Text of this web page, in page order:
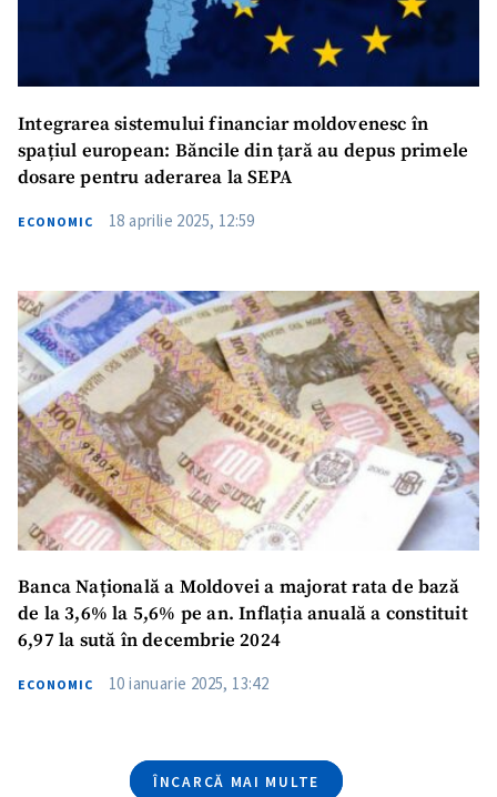
Integrarea sistemului financiar moldovenesc în
spațiul european: Băncile din țară au depus primele
dosare pentru aderarea la SEPA
ECONOMIC 18 aprilie 2025, 12:59
Banca Națională a Moldovei a majorat rata de bază
de la 3,6% la 5,6% pe an. Inflația anuală a constituit
6,97 la sută în decembrie 2024
ECONOMIC 10 ianuarie 2025, 13:42
ÎNCARCĂ MAI MULTE
Fotografie
+ Încarcă imagine
Link media+ Link media
Mesajul știrei
+ Mesajul știrei
Sursă anonimă
Nume+ Numele meu
Email+ Emailul meu
Telefon
+ Telefon personal
Am citit și sunt de
acord cupolitica de
confidențialitate
TRIMITE ȘTIREA